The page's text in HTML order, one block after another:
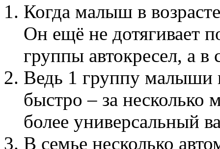
Когда малыш в
Он ещё не дотягивает
группы автокресел, а
Ведь 1 группу малыши
быстро – за несколько
более универсальный
В семье несколько